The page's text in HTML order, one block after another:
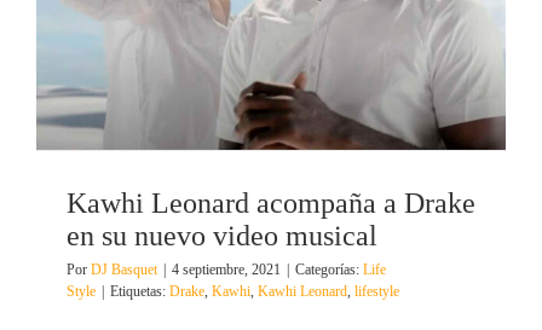
Kawhi Leonard acompaña a Drake
en su nuevo video musical
Por DJ Basquet | 4 septiembre, 2021 | Categorías: Life
Style | Etiquetas: Drake Kawhi Kawhi Leonard lifestyle